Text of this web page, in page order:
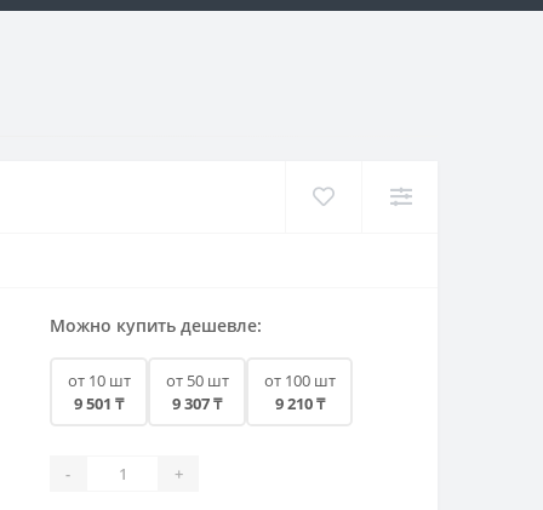
Можно купить дешевле:
от 10 шт
9 501 ₸
от 50 шт
9 307 ₸
от 100 шт
9 210 ₸
- +